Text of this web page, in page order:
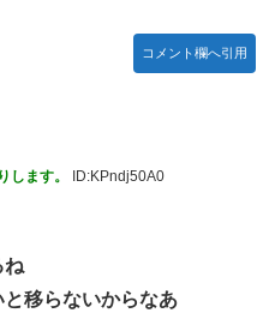
コメント欄へ引用
ます。 ID:KPndj50A0
ね
移らないからなあ